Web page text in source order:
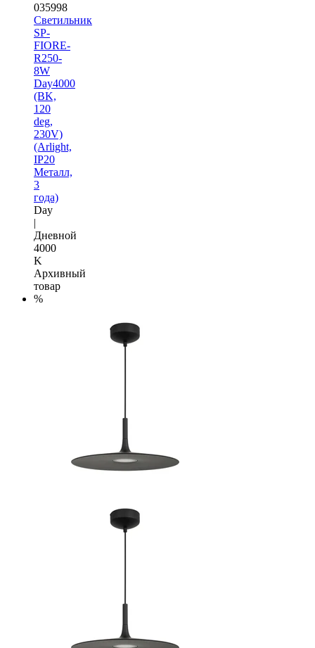
035998
Светильник
SP-
FIORE-
R250-
8W
Day4000
(BK,
120
deg,
230V)
(Arlight,
IP20
Металл,
3
года)
Day
|
Дневной
4000
K
Архивный
товар
%